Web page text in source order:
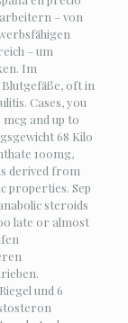
– von
– um
Im
oft in
Cases, you
and up to
68 Kilo
100mg,
derived from
properties. Sep
steroids
late or almost
und 6